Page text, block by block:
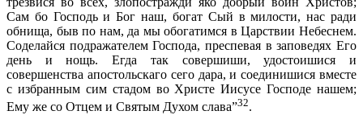
Сам бо Господь и Бог наш, богат Сый в милости, нас ради
обнища, быв по нам, да мы обогатимся в Царствии Небеснем.
Соделайся подражателем Господа, преспевая в заповедях Его
день и нощь. Егда так совершиши, удостоишися и
совершенства апостольскаго сего дара, и соединишися вместе
с избранным сим стадом во Христе Иисусе Господе нашем;
Ему же со Отцем и Святым Духом слава”32.